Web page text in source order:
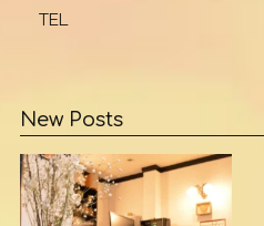
TEL
New Posts